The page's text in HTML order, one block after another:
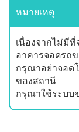
หมายเหตุ
เนื่องจากไม่มี
อาคารจอดรถ
กรุณาอย่าจอด
ของสถานี
กรุณาใช้ระบบ